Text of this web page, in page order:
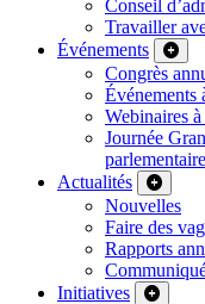
Conseil
Travailler
Événements
Congrès
Événements
Webinaires
Journée
parlementaire
Actualités
Nouvelles
Faire des
Rapports
Initiatives